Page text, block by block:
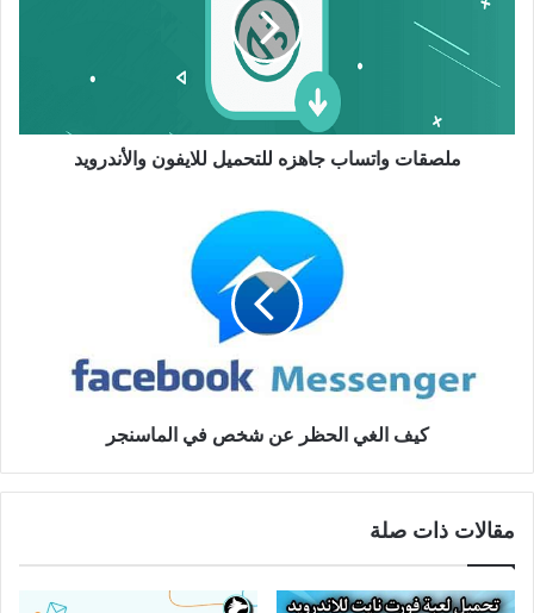
ملصقات واتساب جاهزه للتحميل للايفون والأندرويد
كيف الغي الحظر عن شخص في الماسنجر
مقالات ذات صلة